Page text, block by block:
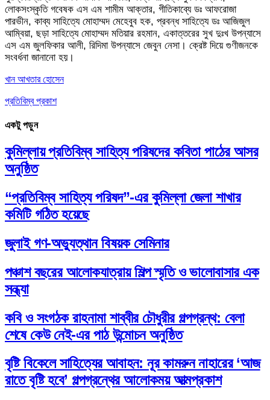
লোকসংস্কৃতি গবেষক এস এম শামীম আক্তার, গীতিকাব্যে ডঃ আফরোজা
পারভীন, কাব্য সাহিত্যে মোহাম্মদ মেহেবুব হক, প্রবন্ধ সাহিত্যে ডঃ আজিজুল
আম্বিয়া, ছড়া সাহিত্যে মোহাম্মদ মতিয়ার রহমান, একাত্তরের সুখ দুঃখ উপন্যাসে
এস এম জুলফিকার আলী, রিদিমা উপন্যাসে জেবুন নেসা। ক্রেষ্ট দিয়ে গুণীজনকে
সংবর্ধনা জানানো হয়।
খান আখতার হোসেন
প্রতিবিম্ব প্রকাশ
একটু পড়ুন
কুমিল্লায় প্রতিবিম্ব সাহিত্য পরিষদের কবিতা পাঠের আসর
অনুষ্ঠিত
“প্রতিবিম্ব সাহিত্য পরিষদ”-এর কুমিল্লা জেলা শাখার
কমিটি গঠিত হয়েছে
জুলাই গণ-অভ্যুত্থান বিষয়ক সেমিনার
পঞ্চাশ বছরের আলোকযাত্রায় শিল্প স্মৃতি ও ভালোবাসার এক
সন্ধ্যা
কবি ও সংগঠক রাহনামা শাব্বীর চৌধুরীর গল্পগ্রন্থ: বেলা
শেষে কেউ নেই-এর পাঠ উন্মোচন অনুষ্ঠিত
বৃষ্টি বিকেলে সাহিত্যের আবাহন: নূর কামরুন নাহারের ‘আজ
রাতে বৃষ্টি হবে’ গল্পগ্রন্থের আলোকময় আত্মপ্রকাশ